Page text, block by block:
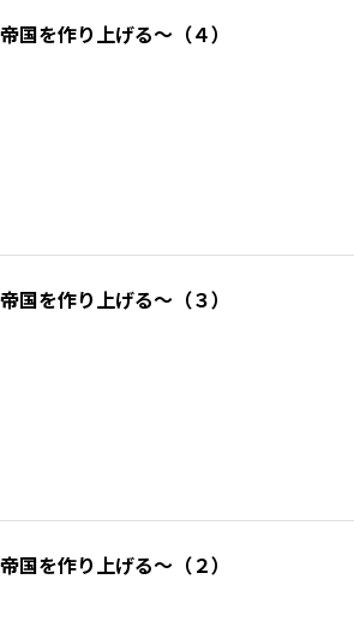
を作り上げる～（４）
を作り上げる～（３）
を作り上げる～（２）